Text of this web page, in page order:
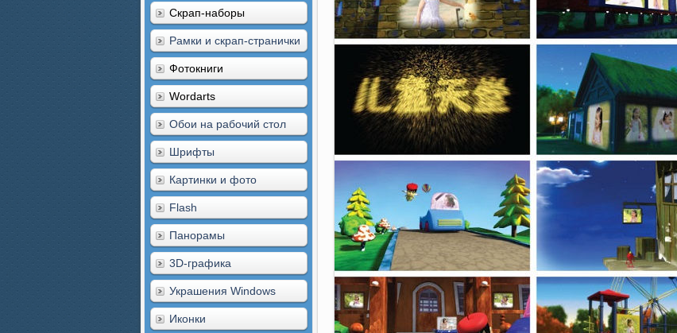
Скрап-наборы
Рамки и скрап-странички
Фотокниги
Wordarts
Обои на рабочий стол
Шрифты
Картинки и фото
Flash
Панорамы
3D-графика
Украшения Windows
Иконки